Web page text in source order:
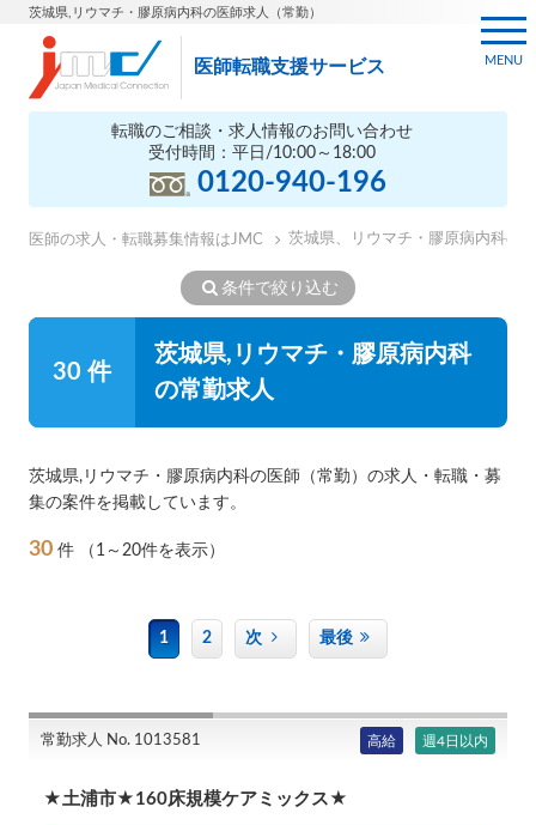
茨城県,リウマチ・膠原病内科の医師求人（常勤）
医師転職支援サービス
転職のご相談・求人情報のお問い合わせ
受付時間：平日/10:00～18:00
0120-940-196
MENU
医師の求人・転職募集情報はJMC 茨城県、リウマチ・膠原病内科の
条件で絞り込む
30 件
茨城県,リウマチ・膠原病内科
の常勤求人
茨城県,リウマチ・膠原病内科の医師（常勤）の求人・転職・募
集の案件を掲載しています。
30 件 （1～20件を表示）
1 2 次 最後
常勤求人 No. 1013581 高給 週4日以内
★土浦市★160床規模ケアミックス★